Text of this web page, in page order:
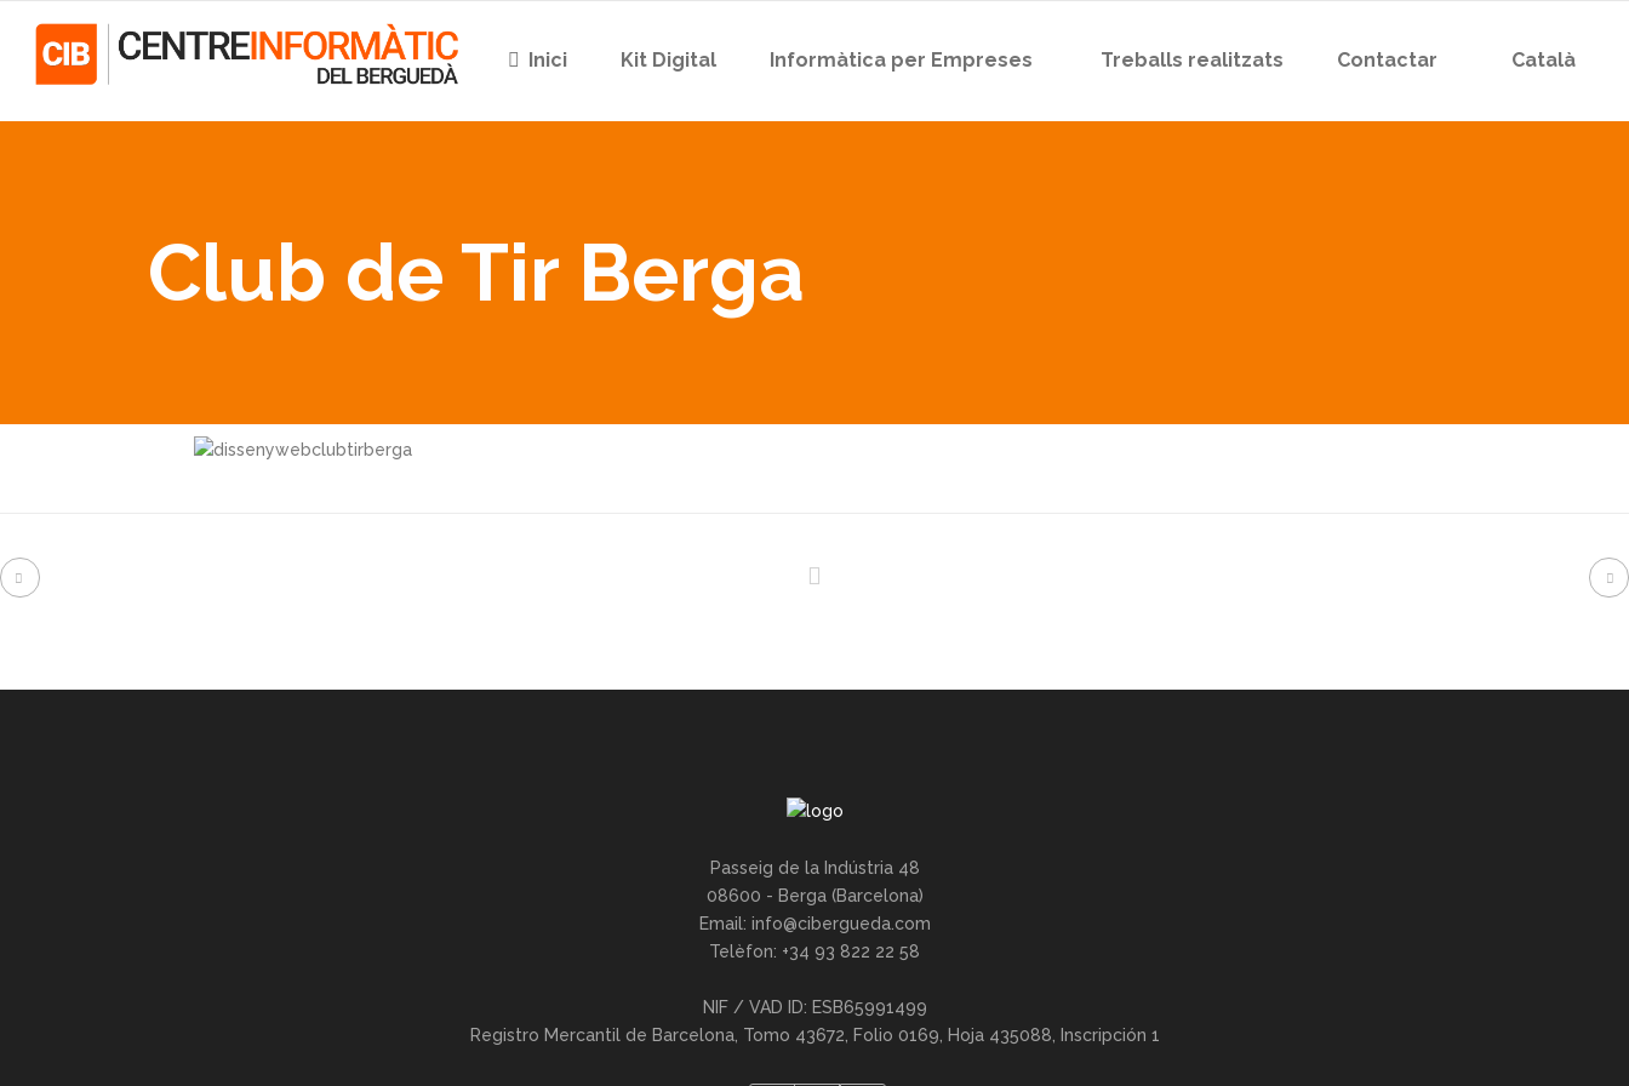
Inici Kit Digital Informàtica per Empreses Treballs realitzats Contactar Català
Club de Tir Berga
Passeig de la Indústria 48
08600 - Berga (Barcelona)
Email: info@cibergueda.com
Telèfon: +34 93 822 22 58
NIF / VAD ID: ESB65991499
Registro Mercantil de Barcelona, Tomo 43672, Folio 0169, Hoja 435088, Inscripción 1